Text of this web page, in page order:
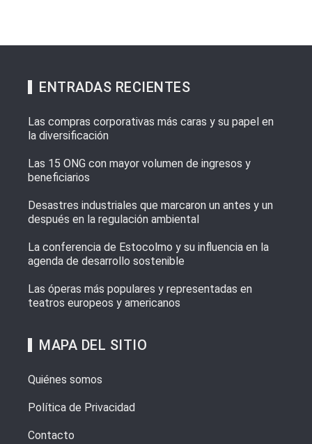
ENTRADAS RECIENTES
Las compras corporativas más caras y su papel en
la diversificación
Las 15 ONG con mayor volumen de ingresos y
beneficiarios
Desastres industriales que marcaron un antes y un
después en la regulación ambiental
La conferencia de Estocolmo y su influencia en la
agenda de desarrollo sostenible
Las óperas más populares y representadas en
teatros europeos y americanos
MAPA DEL SITIO
Quiénes somos
Política de Privacidad
Contacto